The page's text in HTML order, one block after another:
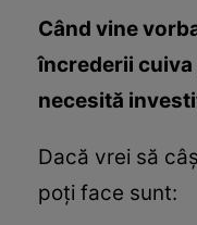
Când vine
încrederii cuiva
necesită
Dacă vrei să
poţi face sunt: